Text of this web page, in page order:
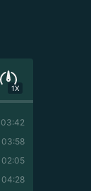
1X
03:42
03:58
02:05
04:28